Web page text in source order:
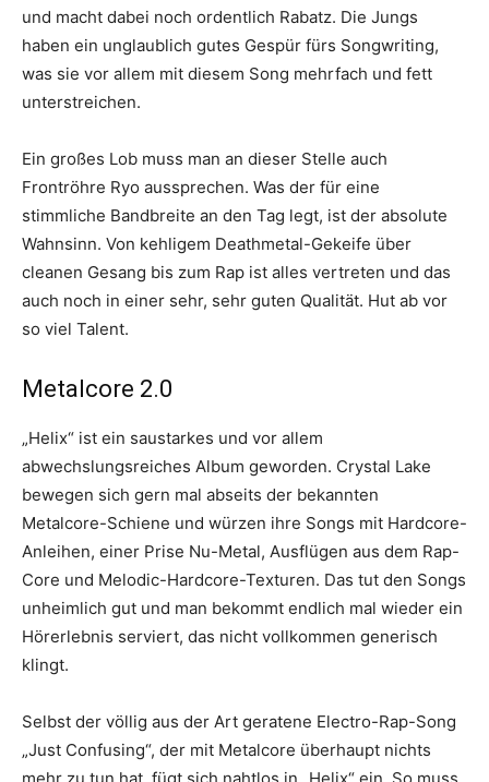
und macht dabei noch ordentlich Rabatz. Die Jungs
haben ein unglaublich gutes Gespür fürs Songwriting,
was sie vor allem mit diesem Song mehrfach und fett
unterstreichen.
Ein großes Lob muss man an dieser Stelle auch
Frontröhre Ryo aussprechen. Was der für eine
stimmliche Bandbreite an den Tag legt, ist der absolute
Wahnsinn. Von kehligem Deathmetal-Gekeife über
cleanen Gesang bis zum Rap ist alles vertreten und das
auch noch in einer sehr, sehr guten Qualität. Hut ab vor
so viel Talent.
Metalcore 2.0
„Helix“ ist ein saustarkes und vor allem
abwechslungsreiches Album geworden. Crystal Lake
bewegen sich gern mal abseits der bekannten
Metalcore-Schiene und würzen ihre Songs mit Hardcore-
Anleihen, einer Prise Nu-Metal, Ausflügen aus dem Rap-
Core und Melodic-Hardcore-Texturen. Das tut den Songs
unheimlich gut und man bekommt endlich mal wieder ein
Hörerlebnis serviert, das nicht vollkommen generisch
klingt.
Selbst der völlig aus der Art geratene Electro-Rap-Song
„Just Confusing“, der mit Metalcore überhaupt nichts